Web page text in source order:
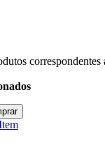
correspondentes